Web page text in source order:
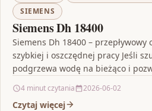
SIEMENS
Siemens Dh 18400
Siemens Dh 18400 – przepływowy
szybkiej i oszczędnej pracy Jeśli
podgrzewa wodę na bieżąco i
4 minut czytania 2026-06-02
Czytaj więcej